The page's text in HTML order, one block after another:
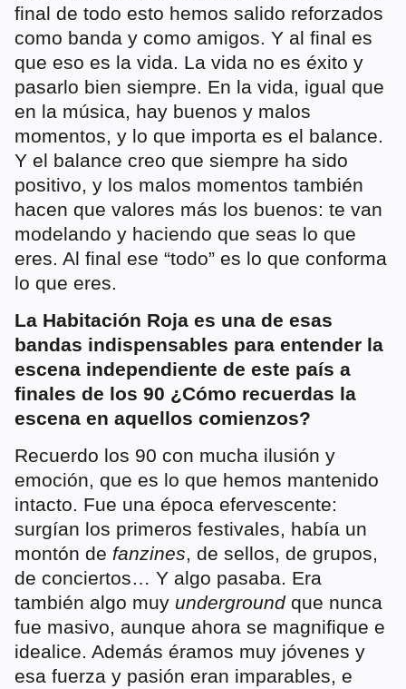
final de todo esto hemos salido reforzados
como banda y como amigos. Y al final es
que eso es la vida. La vida no es éxito y
pasarlo bien siempre. En la vida, igual que
en la música, hay buenos y malos
momentos, y lo que importa es el balance.
Y el balance creo que siempre ha sido
positivo, y los malos momentos también
hacen que valores más los buenos: te van
modelando y haciendo que seas lo que
eres. Al final ese “todo” es lo que conforma
lo que eres.
La Habitación Roja es una de esas
bandas indispensables para entender la
escena independiente de este país a
finales de los 90 ¿Cómo recuerdas la
escena en aquellos comienzos?
Recuerdo los 90 con mucha ilusión y
emoción, que es lo que hemos mantenido
intacto. Fue una época efervescente:
surgían los primeros festivales, había un
montón de fanzines, de sellos, de grupos,
de conciertos… Y algo pasaba. Era
también algo muy undergroundque nunca
fue masivo, aunque ahora se magnifique e
idealice. Además éramos muy jóvenes y
esa fuerza y pasión eran imparables, e